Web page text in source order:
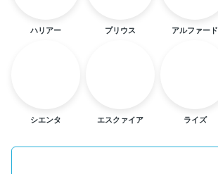
ハリアー プリウス アルファード
シエンタ エスクァイア ライズ